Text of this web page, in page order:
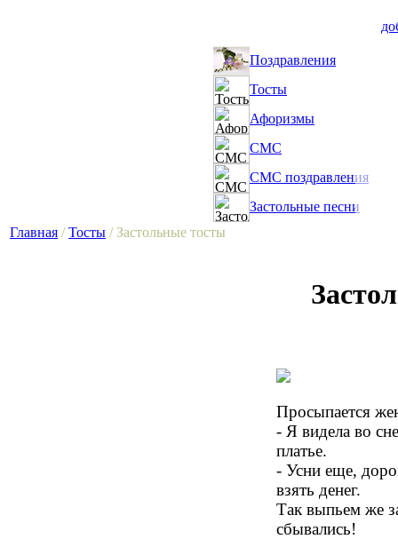
Поздравления
Тосты
Афоризмы
СМС
СМС поздравления
Застольные песни
Главная /Тосты / Застольные тосты
Просыпается
- Я видела во
платье.
- Усни еще,
взять денег.
Так выпьем же
сбывались!